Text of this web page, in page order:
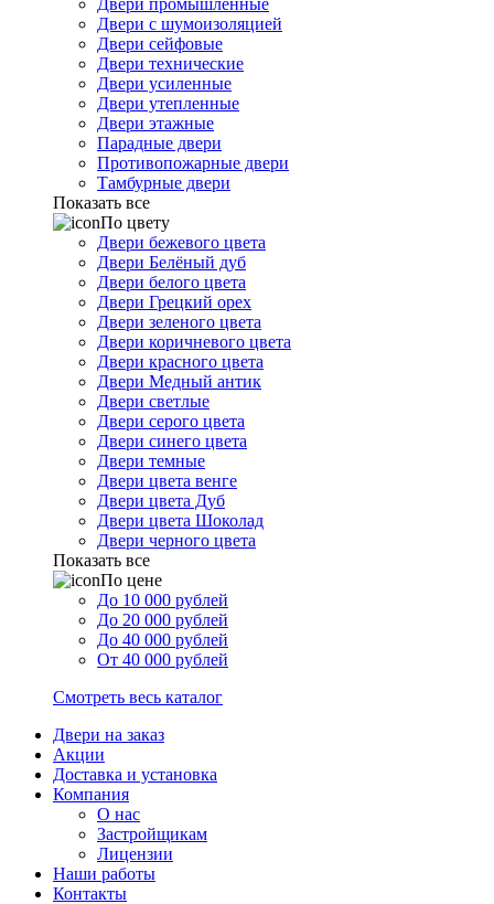
Двери промышленные
Двери с шумоизоляцией
Двери сейфовые
Двери технические
Двери усиленные
Двери утепленные
Двери этажные
Парадные двери
Противопожарные двери
Тамбурные двери
Показать все
По цвету
Двери бежевого цвета
Двери Белёный дуб
Двери белого цвета
Двери Грецкий орех
Двери зеленого цвета
Двери коричневого цвета
Двери красного цвета
Двери Медный антик
Двери светлые
Двери серого цвета
Двери синего цвета
Двери темные
Двери цвета венге
Двери цвета Дуб
Двери цвета Шоколад
Двери черного цвета
Показать все
По цене
До 10 000 рублей
До 20 000 рублей
До 40 000 рублей
От 40 000 рублей
Смотреть весь каталог
Двери на заказ
Акции
Доставка и установка
Компания
О нас
Застройщикам
Лицензии
Наши работы
Контакты